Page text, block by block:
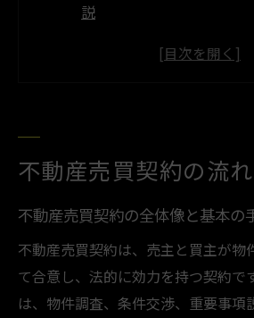
説
売主と買主が知るべき契
すく整理
契約当日の流れと重要な
介
スムーズな不動産売買の
法
契約手続きの注意点を押さえ
不動産売買契約の流
不動産売買契約の全体像と基本の
不動産売買契約は、売主と買主が物
て合意し、法的に効力を持つ契約で
は、物件調査、条件交渉、重要事項